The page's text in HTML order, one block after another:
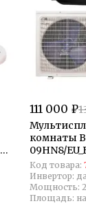
111 000 ₽
комнаты
09HN8/
FM/out-
Код товара:
Инвертор:
Мощность:
Площадь: